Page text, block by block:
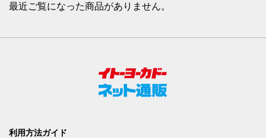
最近ご覧になった商品がありません。
利用方法ガイド